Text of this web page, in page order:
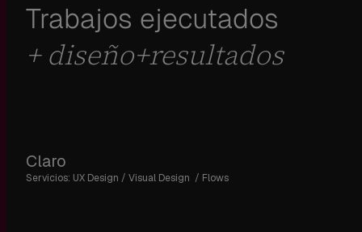
Trabajos ejecutados
+ diseño+resultados
Claro
Servicios: UX Design / Visual Design / Flows